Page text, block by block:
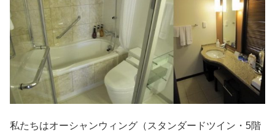
私たちはオーシャンウィング（スタンダードツイン・5階